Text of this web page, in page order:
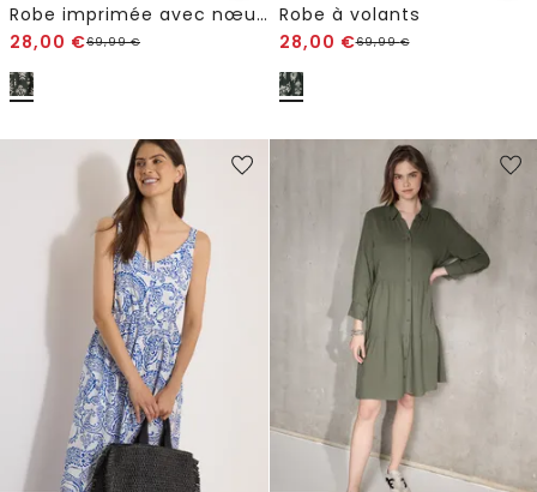
Robe imprimée avec nœuds
28,00 €69,99€
Robe à volants
28,00 €69,99€